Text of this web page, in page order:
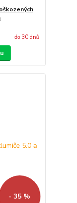
do 30 dnů
- 35 %